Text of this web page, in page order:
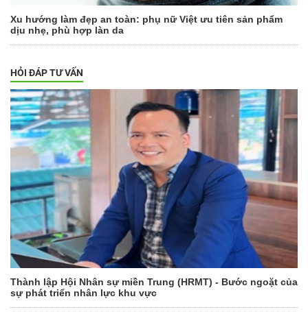
Xu hướng làm đẹp an toàn: phụ nữ Việt ưu tiên sản phẩm
dịu nhẹ, phù hợp làn da
HỎI ĐÁP TƯ VẤN
Thành lập Hội Nhân sự miền Trung (HRMT) - Bước ngoặt của
sự phát triển nhân lực khu vực